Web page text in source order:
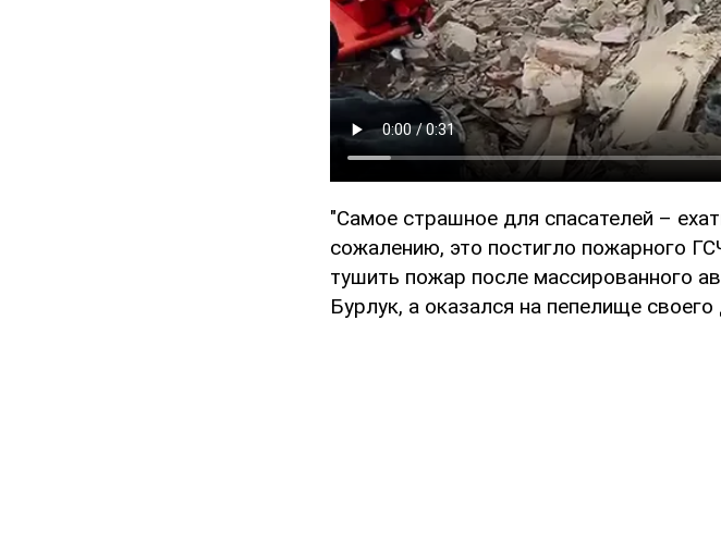
"Самое страшное для спасателей –
сожалению, это постигло пожарного
тушить пожар после массированного
Бурлук, а оказался на пепелище